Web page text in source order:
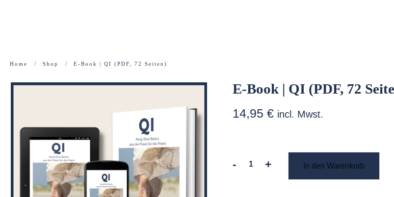
Home / Shop / E-Book | QI (PDF, 72 Seiten)
E-Book | QI (PDF, 72
14,95 € incl. Mwst.
-
E-
+ In den Warenkorb